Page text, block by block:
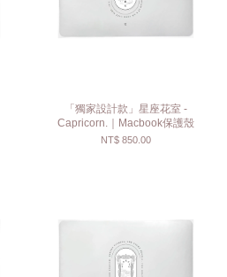
「獨家設計款」星座花室 -
Capricorn.｜Macbook保護殼
NT$ 850.00